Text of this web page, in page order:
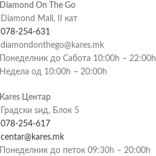
Diamond On The Go
Diamond Mall, II кат
078-254-631
diamondonthego@kares.mk
Понеделник до Сабота 10:00h – 22:00h
Недела од 10:00h – 20:00h
Kares Центар
Градски ѕид, Блок 5
078-254-617
centar@kares.mk
Понеделник до петок 09:30h – 20:00h